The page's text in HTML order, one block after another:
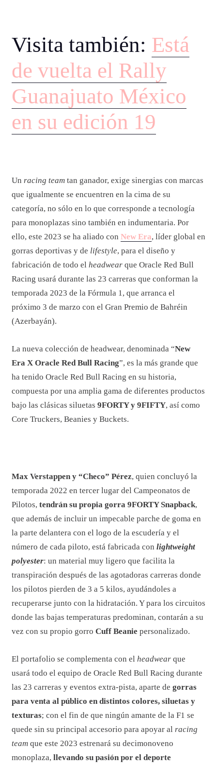
Visita también: Está
de vuelta el Rally
Guanajuato México
en su edición 19
Un racing team tan ganador, exige sinergias con marcas
que igualmente se encuentren en la cima de su
categoría, no sólo en lo que corresponde a tecnología
para monoplazas sino también en indumentaria. Por
ello, este 2023 se ha aliado con New Era, líder global en
gorras deportivas y de lifestyle, para el diseño y
fabricación de todo el headwear que Oracle Red Bull
Racing usará durante las 23 carreras que conforman la
temporada 2023 de la Fórmula 1, que arranca el
próximo 3 de marzo con el Gran Premio de Bahréin
(Azerbayán).
La nueva colección de headwear, denominada “New
Era X Oracle Red Bull Racing”, es la más grande que
ha tenido Oracle Red Bull Racing en su historia,
compuesta por una amplia gama de diferentes productos
bajo las clásicas siluetas 9FORTY y 9FIFTY, así como
Core Truckers, Beanies y Buckets.
Max Verstappen y “Checo” Pérez, quien concluyó la
temporada 2022 en tercer lugar del Campeonatos de
Pilotos, tendrán su propia gorra 9FORTY Snapback,
que además de incluir un impecable parche de goma en
la parte delantera con el logo de la escudería y el
número de cada piloto, está fabricada con lightweight
polyester: un material muy ligero que facilita la
transpiración después de las agotadoras carreras donde
los pilotos pierden de 3 a 5 kilos, ayudándoles a
recuperarse junto con la hidratación. Y para los circuitos
donde las bajas temperaturas predominan, contarán a su
vez con su propio gorro Cuff Beanie personalizado.
El portafolio se complementa con el headwear que
usará todo el equipo de Oracle Red Bull Racing durante
las 23 carreras y eventos extra-pista, aparte de gorras
para venta al público en distintos colores, siluetas y
texturas; con el fin de que ningún amante de la F1 se
quede sin su principal accesorio para apoyar al racing
team que este 2023 estrenará su decimonoveno
monoplaza, llevando su pasión por el deporte